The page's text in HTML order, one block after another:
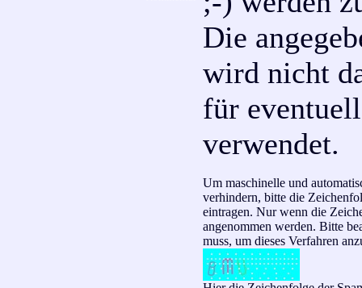
Die
wird nicht
für
verwendet.
Um maschinelle und
verhindern, bitte die
eintragen. Nur wenn die
angenommen werden. Bitte
muss, um dieses Verfahren